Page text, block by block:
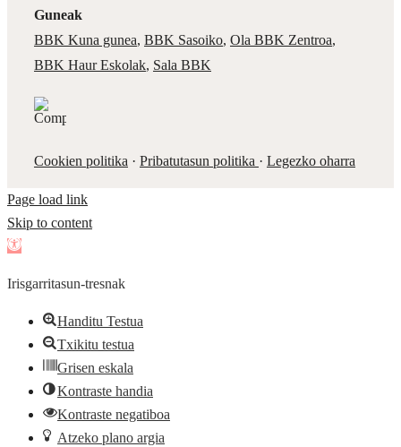
Guneak
BBK Kuna gunea, BBK Sasoiko, Ola BBK Zentroa,
BBK Haur Eskolak, Sala BBK
Cookien politika · Pribatutasun politika · Legezko oharra
Page load link
Skip to content
Open
Irisgarritasun-tresnak
Handitu Testua
Txikitu testua
Grisen eskala
Kontraste handia
Kontraste negatiboa
Atzeko plano argia